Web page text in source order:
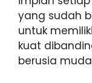
yang sudah
untuk
kuat
berusia